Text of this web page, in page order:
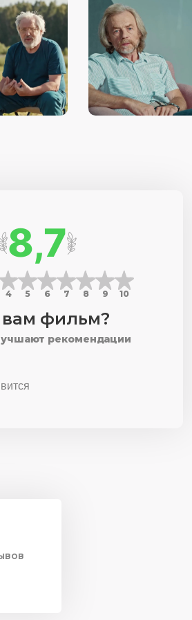
8,7
4 5 6 7 8 9 10
вам фильм?
рекомендации